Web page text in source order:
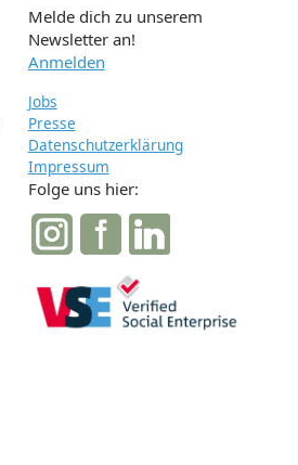
Melde dich zu unserem
Newsletter an!
Anmelden
Jobs
Presse
Datenschutzerklärung
Impressum
Folge uns hier: